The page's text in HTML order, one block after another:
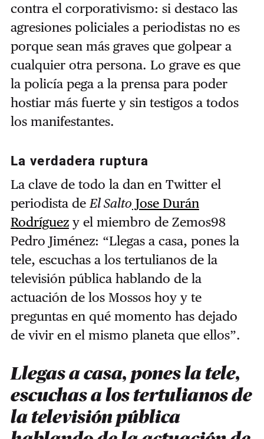
contra el corporativismo: si destaco las
agresiones policiales a periodistas no es
porque sean más graves que golpear a
cualquier otra persona. Lo grave es que
la policía pega a la prensa para poder
hostiar más fuerte y sin testigos a todos
los manifestantes.
La verdadera ruptura
La clave de todo la dan en Twitter el
periodista deEl Salto Jose Durán
Rodríguezy el miembro de Zemos98
Pedro Jiménez: “Llegas a casa, pones la
tele, escuchas a los tertulianos de la
televisión pública hablando de la
actuación de los Mossos hoy y te
preguntas en qué momento has dejado
de vivir en el mismo planeta que ellos”.
Llegas a casa, pones la tele,
escuchas a los tertulianos de
la televisión pública